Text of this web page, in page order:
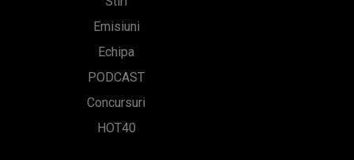
Emisiuni
Echipa
PODCAST
Concursuri
HOT40